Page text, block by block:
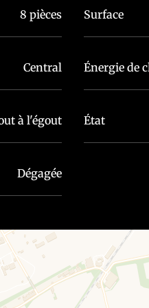
8 pièces Surface
Central Énergie de
à l'égout État
Dégagée